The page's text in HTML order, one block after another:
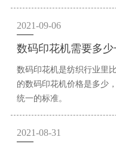
2021-09-06
数码印花机需要多少
数码印花机是纺织行业里
的数码印花机价格是多少
统一的标准。
2021-08-31